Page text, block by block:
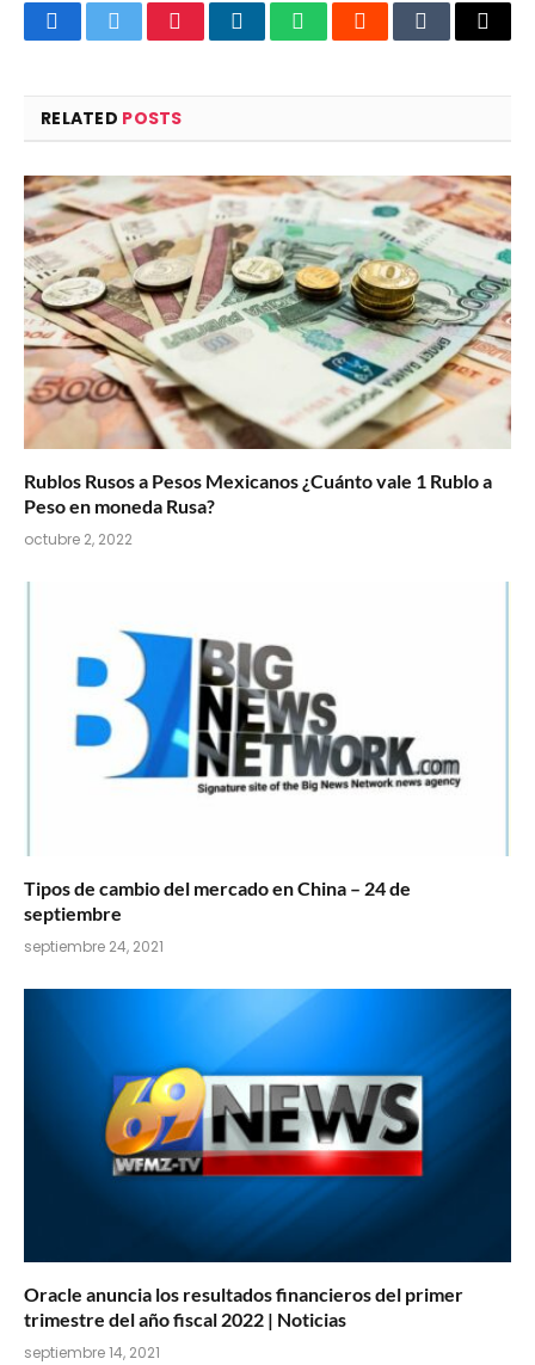
FacebookTwitterPinterestLinkedInWhatsAppRedditTumblrEmail
RELATED POSTS
Rublos Rusos a Pesos Mexicanos ¿Cuánto vale 1 Rublo a
Peso en moneda Rusa?
octubre 2, 2022
Tipos de cambio del mercado en China – 24 de
septiembre
septiembre 24, 2021
Oracle anuncia los resultados financieros del primer
trimestre del año fiscal 2022 | Noticias
septiembre 14, 2021